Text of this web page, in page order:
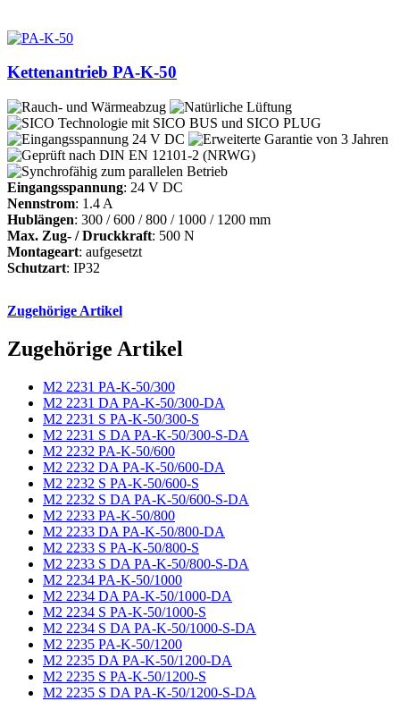
Kettenantrieb PA-K-50
Eingangsspannung: 24 V DC
Nennstrom: 1.4 A
Hublängen: 300 / 600 / 800 / 1000 / 1200 mm
Max. Zug- / Druckkraft: 500 N
Montageart: aufgesetzt
Schutzart: IP32
Zugehörige Artikel
Zugehörige Artikel
M2 2231 PA-K-50/300
M2 2231 DA PA-K-50/300-DA
M2 2231 S PA-K-50/300-S
M2 2231 S DA PA-K-50/300-S-DA
M2 2232 PA-K-50/600
M2 2232 DA PA-K-50/600-DA
M2 2232 S PA-K-50/600-S
M2 2232 S DA PA-K-50/600-S-DA
M2 2233 PA-K-50/800
M2 2233 DA PA-K-50/800-DA
M2 2233 S PA-K-50/800-S
M2 2233 S DA PA-K-50/800-S-DA
M2 2234 PA-K-50/1000
M2 2234 DA PA-K-50/1000-DA
M2 2234 S PA-K-50/1000-S
M2 2234 S DA PA-K-50/1000-S-DA
M2 2235 PA-K-50/1200
M2 2235 DA PA-K-50/1200-DA
M2 2235 S PA-K-50/1200-S
M2 2235 S DA PA-K-50/1200-S-DA